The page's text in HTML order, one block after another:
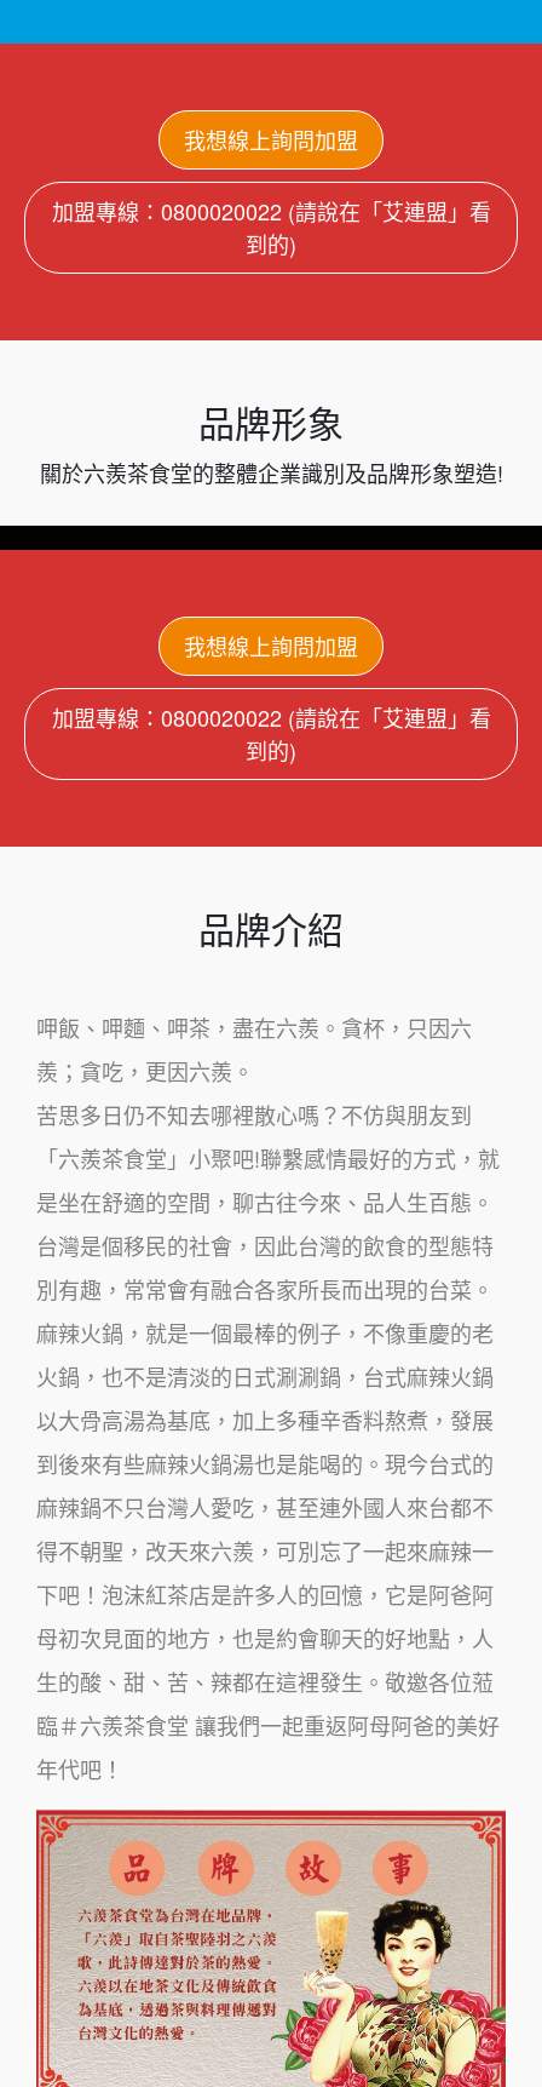
我想線上詢問加盟
加盟專線：0800020022 (請說在「艾連盟」看
到的)
品牌形象
關於六羨茶食堂的整體企業識別及品牌形象塑造!
我想線上詢問加盟
加盟專線：0800020022 (請說在「艾連盟」看
到的)
品牌介紹
呷飯、呷麵、呷茶，盡在六羨。貪杯，只因六
羨；貪吃，更因六羨。
苦思多日仍不知去哪裡散心嗎？不仿與朋友到
「六羨茶食堂」小聚吧!聯繫感情最好的方式，就
是坐在舒適的空間，聊古往今來、品人生百態。
台灣是個移民的社會，因此台灣的飲食的型態特
別有趣，常常會有融合各家所長而出現的台菜。
麻辣火鍋，就是一個最棒的例子， 不像重慶的老
火鍋，也不是清淡的日式涮涮鍋，台式麻辣火鍋
以大骨高湯為基底，加上多種辛香料熬煮，發展
到後來有些麻辣火鍋湯也是能喝的。現今台式的
麻辣鍋不只台灣人愛吃，甚至連外國人來台都不
得不朝聖，改天來六羨，可別忘了一起來麻辣一
下吧！ 泡沫紅茶店是許多人的回憶，它是阿爸阿
母初次見面的地方，也是約會聊天的好地點，人
生的酸、甜、苦、辣都在這裡發生。敬邀各位蒞
臨＃六羨茶食堂 讓我們一起重返阿母阿爸的美好
年代吧！